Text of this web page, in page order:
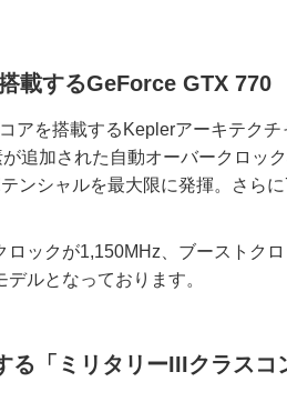
載するGeForce GTX 770
アを搭載するKeplerアーキテクチ
追加された自動オーバークロッ
ンシャルを最大限に発揮。さら
ロックが1,150MHz、ブーストク
ルとなっております。
る「ミリタリーIIIクラスコ